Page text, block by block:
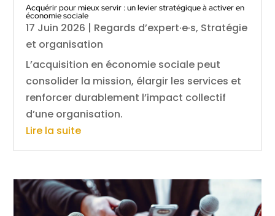
Acquérir pour mieux servir : un levier stratégique à activer en
économie sociale
17 Juin 2026 | Regards d’expert·e·s, Stratégie
et organisation
L’acquisition en économie sociale peut
consolider la mission, élargir les services et
renforcer durablement l’impact collectif
d’une organisation.
Lire la suite